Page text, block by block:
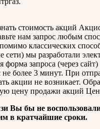
стоимость акций
нам запрос любым
классических
сети) мы разработали
форма запроса (через сайт)
не более 3 минут. При
акции не возникает.
цену продажи акций
Вы бы не
в кратчайшие сроки.